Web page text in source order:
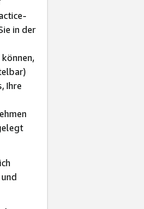
in der
Ihre